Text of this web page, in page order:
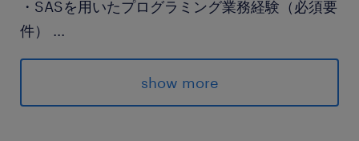
・SASを用いたプログラミング業務経験（必須要
件） ...
・CDISCによる電子データ申請関連業務経験（必
【歓迎要件】
show more